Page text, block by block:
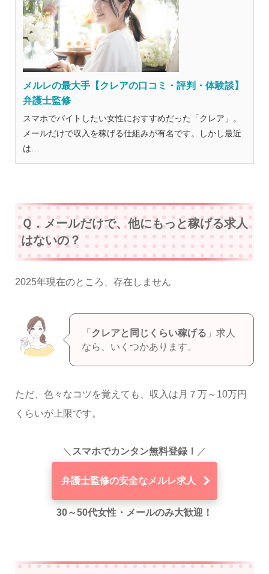
メルレの最大手【クレアの口コミ・評判・体験談】
弁護士監修
スマホでバイトしたい女性におすすめだった「クレア」。
メールだけで収入を稼げる仕組みが有名です。しかし最近
は…
Ｑ．メールだけで、他にもっと稼げる求人
はないの？
2025年現在のところ、存在しません
「 クレアと同じくらい稼げる 」求人
なら、いくつかあります。
ただ、色々なコツを覚えても、収入は月７万～10万円
くらいが上限です。
＼ スマホでカンタン無料登録！ ／
弁護士監修の安全なメルレ求人
30～50代女性・メールのみ大歓迎！